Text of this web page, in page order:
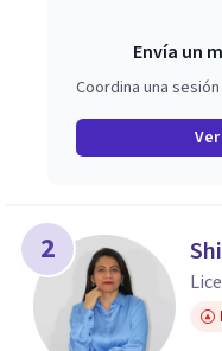
Envía un
Coordina una
2